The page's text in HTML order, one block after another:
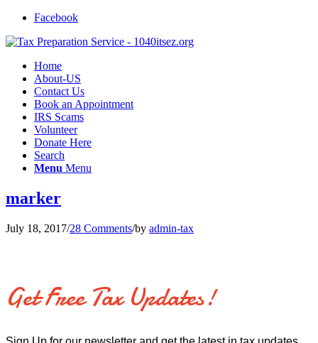
Facebook
Home
About-US
Contact Us
Book an Appointment
IRS Scams
Volunteer
Donate Here
Search
Menu Menu
marker
July 18, 2017/28 Comments/by admin-tax
Get Free Tax Updates!